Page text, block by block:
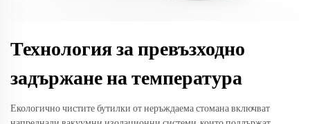
Технология за превъзходно
задържане на температура
Екологично чистите бутилки от неръждаема стомана включват